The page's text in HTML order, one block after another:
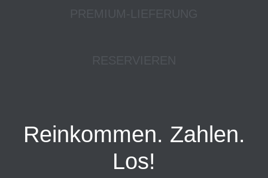
Reinkommen. Zahlen.
Los!